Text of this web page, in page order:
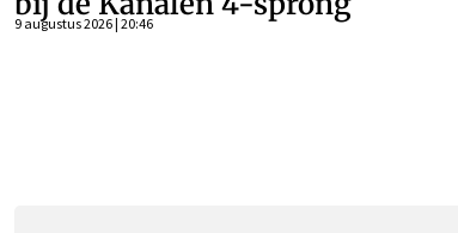
9 augustus 2026 | 20:46